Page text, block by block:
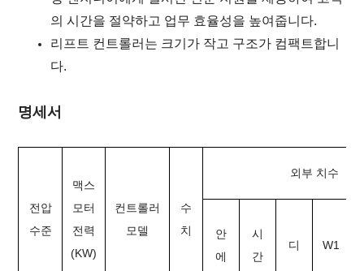
의 시간을 절약하고 업무 효율성을 높여줍니다.
리프트 컨트롤러는 크기가 작고 구조가 컴팩트합니
다.
명세서
전압
수준
맥스
모터
전력
(KW)
컨트롤러
모델
수
치
외부 치수
안
에
시
간
디 W1